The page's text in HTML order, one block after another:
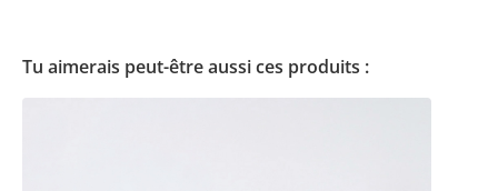
Tu aimerais peut-être aussi ces produits :